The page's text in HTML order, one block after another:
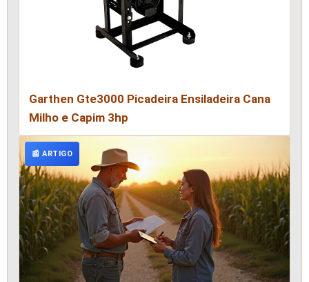
Garthen Gte3000 Picadeira Ensiladeira Cana
Milho e Capim 3hp
📰 ARTIGO